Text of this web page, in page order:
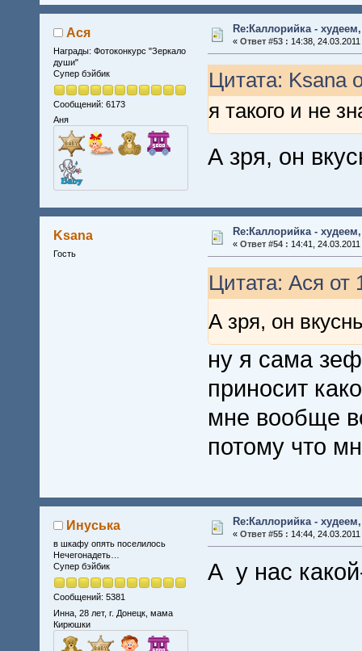
Ася
Награды: Фотоконкурс "Зеркало
души"
Супер бэйбик
Сообщений: 6173
Аня
Re:Каллорийка -
« Ответ #53 : 14:38, 24.03.2011
Цитата: Ksana
я такого и не
А зря, он
Ksana
Гость
Re:Каллорийка -
« Ответ #54 : 14:41, 24.03.2011
Цитата: Ася от
А зря, он
ну я сама
приносит
мне вообще
потому что
Инуська
в шкафу опять поселилось
Нечегонадеть…
Супер бэйбик
Сообщений: 5381
Инна, 28 лет, г. Донецк, мама
Кирюшки
Re:Каллорийка -
« Ответ #55 : 14:44, 24.03.2011
А у нас